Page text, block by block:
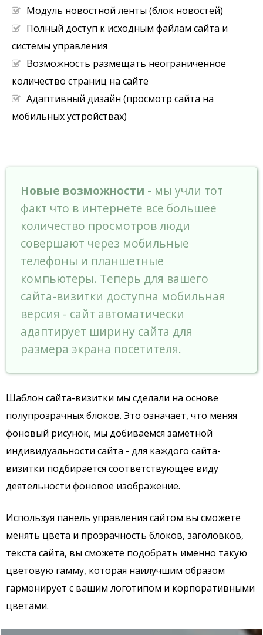
Модуль новостной ленты (блок новостей)
Полный доступ к исходным файлам сайта и
системы управления
Возможность размещать неограниченное
количество страниц на сайте
Адаптивный дизайн (просмотр сайта на
мобильных устройствах)
Новые возможности - мы учли тот
факт что в интернете все большее
количество просмотров люди
совершают через мобильные
телефоны и планшетные
компьютеры. Теперь для вашего
сайта-визитки доступна мобильная
версия - сайт автоматически
адаптирует ширину сайта для
размера экрана посетителя.
Шаблон сайта-визитки мы сделали на основе
полупрозрачных блоков. Это означает, что меняя
фоновый рисунок, мы добиваемся заметной
индивидуальности сайта - для каждого сайта-
визитки подбирается соответствующее виду
деятельности фоновое изображение.
Используя панель управления сайтом вы сможете
менять цвета и прозрачность блоков, заголовков,
текста сайта, вы сможете подобрать именно такую
цветовую гамму, которая наилучшим образом
гармонирует с вашим логотипом и корпоративными
цветами.